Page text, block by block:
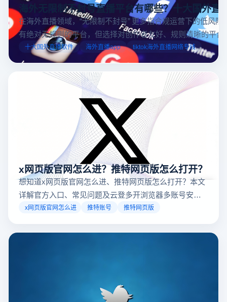
海外无限制不封号直播平台有哪些？十大国外直
在海外直播领域，“无限制不封号” 更多指合规运营下的低风
有绝对无规则的平台，但选择对创作者友好、规则清晰的平台
业工具规避风险，能显著降低封号概率。以下推荐十大国外
台，并结合云登多开浏览器的功能，详解如何安全高效运营。
十大国外直播软件 海外直播app tiktok海外直播网络专线
x网页版官网怎么进？推特网页版怎么打开？
想知道x网页版官网怎么进、推特网页版怎么打开？本文
详解官方入口、常见问题及云登多开浏览器多账号安全
访问方案，助你稳定登录高效运营。
x网页版官网怎么进 推特账号 推特网页版